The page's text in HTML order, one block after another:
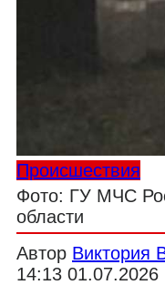
Происшествия
Фото: ГУ МЧС
области
Автор Виктория
14:13 01.07.2026